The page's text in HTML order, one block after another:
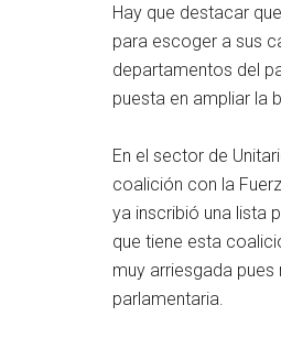
Hay que destacar
para escoger a sus
departamentos del
puesta en ampliar la
En el sector de
coalición con la
ya inscribió una lista
que tiene esta
muy arriesgada
parlamentaria.